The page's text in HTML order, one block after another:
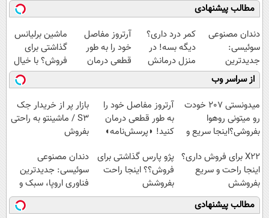
مطالب پیشنهادی
دندان مصنوعی
سوئیسی:
جدیدترین
فناوری اروپا،
سبک و مقاوم |
پرداخت قسطی
کمر درد داری؟
دیگه بسه! در
منزل درمانش
کن
(◀پرسش‌نامه)
آرتروز مفاصل
خود را به طور
قطعی درمان
کنید!
◗پرسش‌نامه◖
ماشین برلیانس
گذاشتی برای
فروش؟ با خیال
راحت بفروش
از سراسر وب
میدونستی 207 خودت
رو میتونی روهوا
بفروشی؟اینجا سریع و
آرتروز مفاصل خود را
به طور قطعی درمان
کنید! ◗پرسش‌نامه◖
بازار پر از خریدار جک
S3 / ماشینتو به راحتی
بفروش
X22 برای فروش داری؟
اینجا راحت و سریع
بفروشش
پژو پارس گذاشتی برای
فروش؟؟ اینجا راحت
بفروشش
دندان مصنوعی
سوئیسی: جدیدترین
فناوری اروپا، سبک و
مقاوم | پرداخت
قسطی
مطالب پیشنهادی